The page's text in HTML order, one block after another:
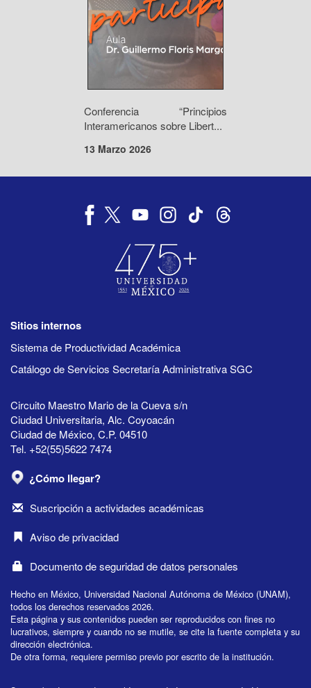
Conferencia “Principios
Interamericanos sobre Libert...
13 Marzo 2026
Sitios internos
Sistema de Productividad Académica
Catálogo de Servicios Secretaría Administrativa SGC
Circuito Maestro Mario de la Cueva s/n
Ciudad Universitaria, Alc. Coyoacán
Ciudad de México, C.P. 04510
Tel. +52(55)5622 7474
¿Cómo llegar?
Suscripción a actividades académicas
Aviso de privacidad
Documento de seguridad de datos personales
Hecho en México, Universidad Nacional Autónoma de México (UNAM),
todos los derechos reservados 2026.
Esta página y sus contenidos pueden ser reproducidos con fines no
lucrativos, siempre y cuando no se mutile, se cite la fuente completa y su
dirección electrónica.
De otra forma, requiere permiso previo por escrito de la institución.